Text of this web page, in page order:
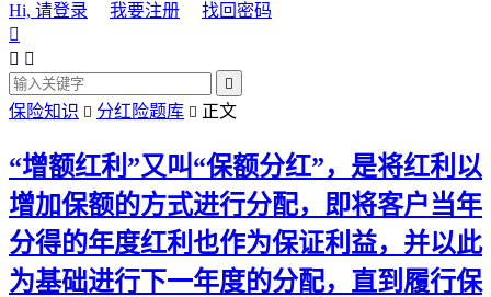
Hi, 请登录 我要注册
找回密码

 

保险知识  分红险题库  正文
“增额红利”又叫“保额分红”，是将红利以
增加保额的方式进行分配，即将客户当年
分得的年度红利也作为保证利益，并以此
为基础进行下一年度的分配，直到履行保